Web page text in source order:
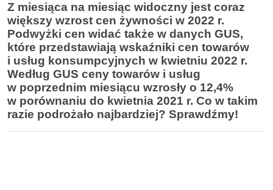
Z miesiąca na miesiąc widoczny jest coraz
większy wzrost cen żywności w 2022 r.
Podwyżki cen widać także w danych GUS,
które przedstawiają wskaźniki cen towarów
i usług konsumpcyjnych w kwietniu 2022 r.
Według GUS ceny towarów i usług
w poprzednim miesiącu wzrosły o 12,4%
w porównaniu do kwietnia 2021 r. Co w takim
razie podrożało najbardziej? Sprawdźmy!